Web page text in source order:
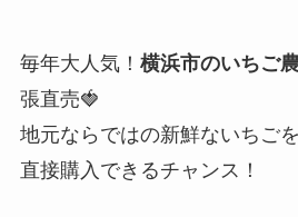
毎年大人気！ 横浜市のいちご
張直売🍓
地元ならではの新鮮ないちご
直接購入できるチャンス！